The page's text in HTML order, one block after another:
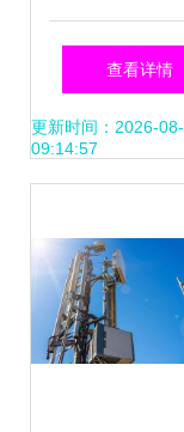
派门窗的绿色
之行
查看详情
更新时间：2026-
09:14:57